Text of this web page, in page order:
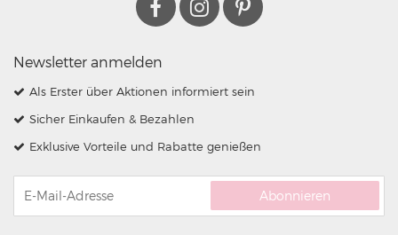
Newsletter anmelden
Als Erster über Aktionen informiert sein
Sicher Einkaufen & Bezahlen
Exklusive Vorteile und Rabatte genießen
Abonnieren